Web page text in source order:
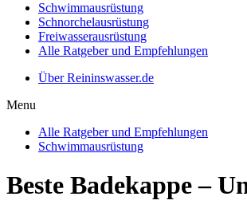
Schwimmausrüstung
Schnorchelausrüstung
Freiwasserausrüstung
Alle Ratgeber und Empfehlungen
Über Reininswasser.de
Menu
Alle Ratgeber und Empfehlungen
Schwimmausrüstung
Beste Badekappe –